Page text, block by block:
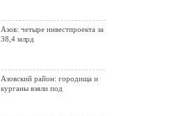
Азов: четыре инвестпроекта за
38,4 млрд
Азовский район: городища и
курганы взяли под